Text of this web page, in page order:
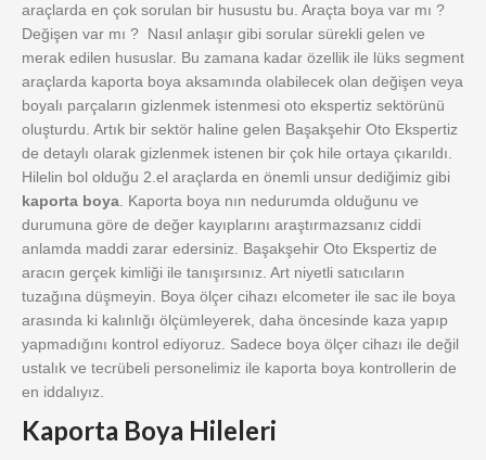
araçlarda en çok sorulan bir husustu bu. Araçta boya var mı ?
Değişen var mı ? Nasıl anlaşır gibi sorular sürekli gelen ve
merak edilen hususlar. Bu zamana kadar özellik ile lüks segment
araçlarda kaporta boya aksamında olabilecek olan değişen veya
boyalı parçaların gizlenmek istenmesi oto ekspertiz sektörünü
oluşturdu. Artık bir sektör haline gelen Başakşehir Oto Ekspertiz
de detaylı olarak gizlenmek istenen bir çok hile ortaya çıkarıldı.
Hilelin bol olduğu 2.el araçlarda en önemli unsur dediğimiz gibi
kaporta boya . Kaporta boya nın nedurumda olduğunu ve
durumuna göre de değer kayıplarını araştırmazsanız ciddi
anlamda maddi zarar edersiniz. Başakşehir Oto Ekspertiz de
aracın gerçek kimliği ile tanışırsınız. Art niyetli satıcıların
tuzağına düşmeyin. Boya ölçer cihazı elcometer ile sac ile boya
arasında ki kalınlığı ölçümleyerek, daha öncesinde kaza yapıp
yapmadığını kontrol ediyoruz. Sadece boya ölçer cihazı ile değil
ustalık ve tecrübeli personelimiz ile kaporta boya kontrollerin de
en iddalıyız.
Kaporta Boya Hileleri